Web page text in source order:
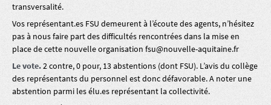
transversalité.
Vos représentant.es FSU demeurent à l’écoute des agents, n’hésitez
pas à nous faire part des difficultés rencontrées dans la mise en
place de cette nouvelle organisation fsu@nouvelle-aquitaine.fr
Le vote.2 contre, 0 pour, 13 abstentions (dont FSU). L’avis du collège
des représentants du personnel est donc défavorable. A noter une
abstention parmi les élu.es représentant la collectivité.